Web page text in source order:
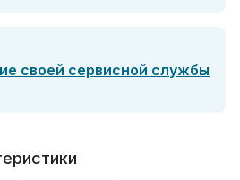
своей сервисной службы